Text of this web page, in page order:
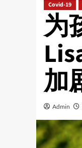
Covid-19
为
加
Admin